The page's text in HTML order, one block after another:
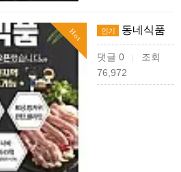
Hot 인기 동네식품
댓글 0 |
조회
76,972